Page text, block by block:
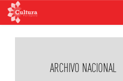
ARCHIVO NACIONAL